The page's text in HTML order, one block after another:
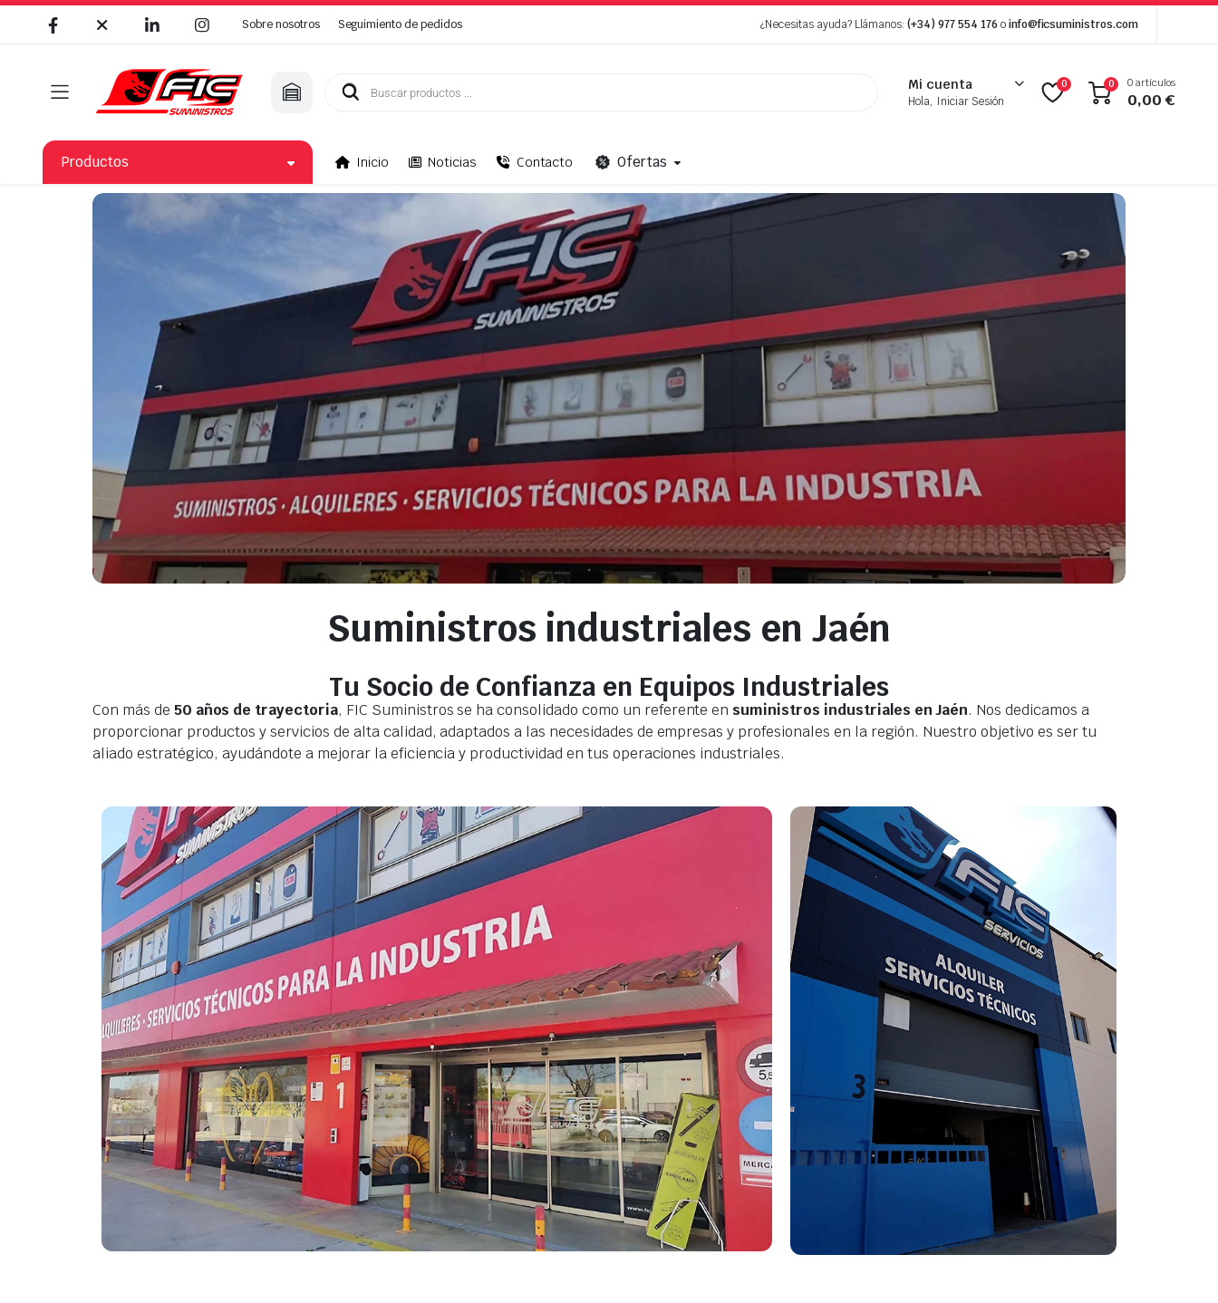
Sobre nosotros Seguimiento de pedidos ¿Necesitas ayuda? Llámanos:(+34) 977 554 176 oinfo@ficsuministros.com
Mi cuenta
Hola, Iniciar Sesión
0 0 0 artículos
0,00€
Productos Inicio Noticias Contacto Ofertas
Suministros industriales en Jaén
Tu Socio de Confianza en Equipos Industriales
Con más de 50 años de trayectoria, FIC Suministros se ha consolidado como un referente en suministros industriales en Jaén. Nos dedicamos a
proporcionar productos y servicios de alta calidad, adaptados a las necesidades de empresas y profesionales en la región. Nuestro objetivo es ser tu
aliado estratégico, ayudándote a mejorar la eficiencia y productividad en tus operaciones industriales.